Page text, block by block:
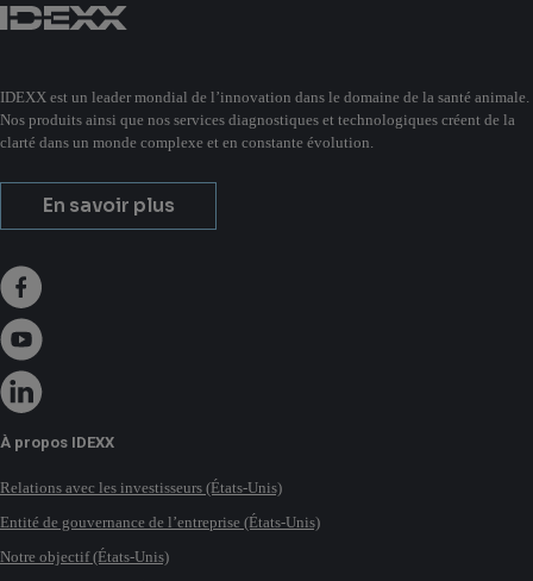
IDEXX est un leader mondial de l’innovation dans le domaine de la santé animale.
Nos produits ainsi que nos services diagnostiques et technologiques créent de la
clarté dans un monde complexe et en constante évolution.
En savoir plus
À propos IDEXX
Relations avec les investisseurs (États-Unis)
Entité de gouvernance de l’entreprise (États-Unis)
Notre objectif (États-Unis)